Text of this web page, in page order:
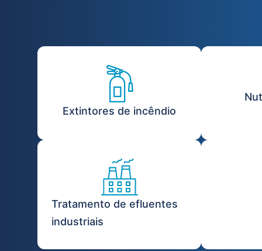
Extintores de incêndio
Tratamento de efluentes
industriais